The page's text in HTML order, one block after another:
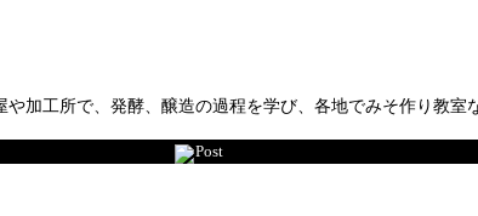
加工所で、発酵、醸造の過程を学び、各地でみそ作り教
Post